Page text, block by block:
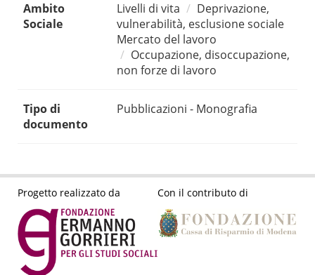
Ambito
Sociale
Livelli di vita
Deprivazione,
vulnerabilità, esclusione sociale
Mercato del lavoro
Occupazione, disoccupazione,
non forze di lavoro
Tipo di
documento
Pubblicazioni - Monografia
Progetto realizzato da Con il contributo di